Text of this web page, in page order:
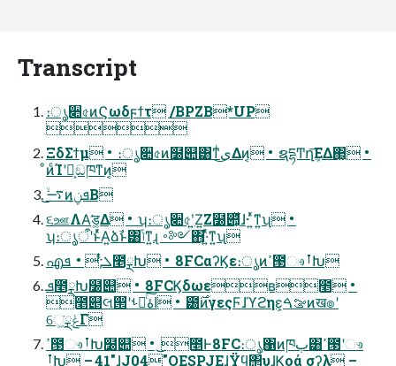
Transcript
։ൃ૊৫ͷϚωδϝϯτ /BPZB*UP

ΞδΣϯμ • ։ൃ૊৫ͷ໰୊͸ͳͥى͜Δͷ͔ • ຊདྷͲ͏ղܾ͞ΕΔ΂͖͔ •
ͦͷͨΊʹԿ͕ඞཁͳͷ͔
͜͜࠷ۙͷܦݧ͔Β
૬ஊΛΑ͘ड͚Δ • ʮ։ൃ૊৫ʹ͍Ζ͍Ζ໰୊͕͋ͬͯɺ͏· ͍ͬͯ͘ͳ͍ʯ •
ʮ։ൃऀʹͱͬͯΑ͍ձࣾͱ͸ݴ͑ͳ͍ɻ ࠾༻΋͏·͍ͬͯ͘ͳ͍ʯ
എܠ;ͨͭ • ܦ೥ྼԽ • 8FCαʔϏε։ൃͷߴ౓ෳࡶԽ
ܦ೥ྼԽ໰୊ • 8FCϏδωεʙ೥ •
೥୅લ൒ʹࢀೖͨ͠اۀ • ౰࣌ͷγεςϜɺϓϩηε͕ࡢࠓͷख๏ʹ
େ͖͘ݟྼΓ
ߴ౓ෳࡶԽ໰୊ • ͜͜೥Ͱ8FC։ൃ΁ͷཁٻ͸ߴ౓ʹෳ
ࡶԽ – 41"ɺJ04"OESPJEɺΫϥ΢υɺϏοά σʔλ –